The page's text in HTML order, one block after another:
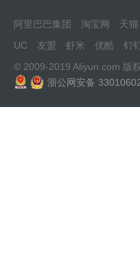
阿里巴巴集团 淘宝网 天猫
UC
友盟 虾米 优酷 钉
© 2009-2019 Aliyun.com 版
浙公网安备